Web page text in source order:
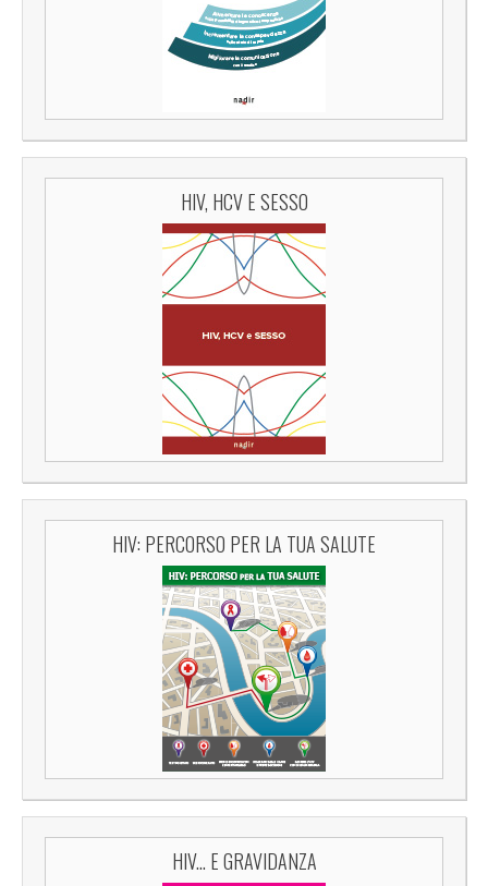
HIV, HCV E SESSO
HIV: PERCORSO PER LA TUA SALUTE
HIV... E GRAVIDANZA